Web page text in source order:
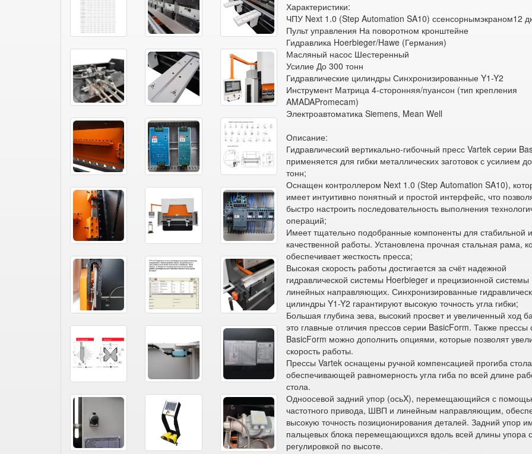
Характеристики:
ЧПУ Next 1.0 (Step Automation SA10) ссенсорнымэкраном12
Пульт управления На поворотном кронштейне
Гидравлика Hoerbieger/Hawe (Германия)
Масляный насос Шестеренный
Усилие До 300 тонн
Гидравлические цилиндры Синхронизированные Y1-Y2
Инструмент Матрица 4-сторонняя/пуансон (тип крепления
AMADAPromecam)
Электроавтоматика Siemens, Mean Well
Описание:
Гидравлический вертикально-гибочный пресс Vartek серии
применяется для гибки металлических заготовок с усилием
тонн;
Оснащен контроллером Next 1.0 (Step Automation SA10),
имеет интуитивно понятный и простой интерфейс, что
быстро настроить последовательность выполнения
операций;
Имеет тщательно подобранные компоненты для стабильной и
качественной работы. Установлена прочная стальная рама,
обеспечивает жесткость пресса;
Высокая скорость работы достигается за счёт надежной
гидравлической системы Hoerbieger и прецизионной системы
линейных направляющих. Синхронизированные
цилиндры Y1-Y2 гарантируют высокую точность угла гибки;
Большая глубина зева, высокий просвет и увеличенный ход
это главные отличия прессов серии BasicForm. Также прессы
BasicForm можно дополнить опциями, которые позволят
скорость работы.
Прессы Vartek оснащены ручной компенсацией прогиба стола
обеспечивающей равномерность угла гиба по всей длине
стола.
Одноосевой задний упор (осьX), перемещающийся с
частотного привода, ШВП и линейным направляющим,
высокую точность позиционирования деталей. Задний упор
пальцевых блока перемещающихся вдоль всей длины упора
регулировкой по высоте.